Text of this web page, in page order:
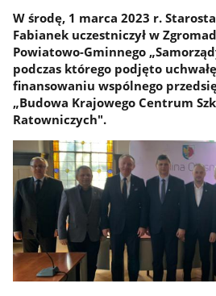
W środę, 1 marca 2023 r.
Fabianek uczestniczył w
Powiatowo-Gminnego
podczas którego podjęto
finansowaniu wspólnego
„Budowa Krajowego Centrum
Ratowniczych".